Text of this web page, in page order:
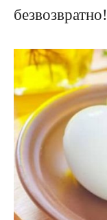
безвозвратно!